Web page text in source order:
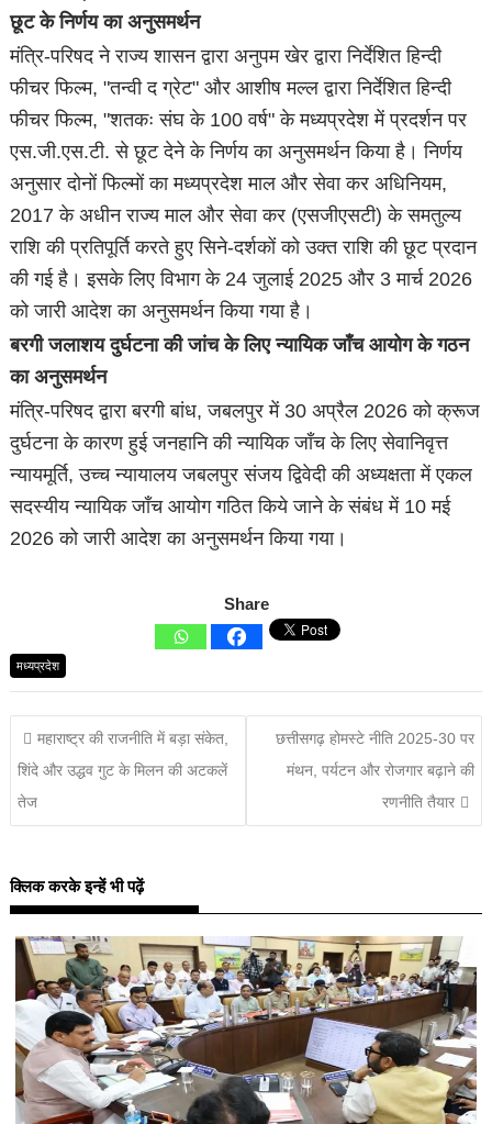
छूट के निर्णय का अनुसमर्थन
मंत्रि-परिषद ने राज्य शासन द्वारा अनुपम खेर द्वारा निर्देशित हिन्दी
फीचर फिल्म, "तन्वी द ग्रेट" और आशीष मल्ल द्वारा निर्देशित हिन्दी
फीचर फिल्म, "शतकः संघ के 100 वर्ष" के मध्यप्रदेश में प्रदर्शन पर
एस.जी.एस.टी. से छूट देने के निर्णय का अनुसमर्थन किया है। निर्णय
अनुसार दोनों फिल्मों का मध्यप्रदेश माल और सेवा कर अधिनियम,
2017 के अधीन राज्य माल और सेवा कर (एसजीएसटी) के समतुल्य
राशि की प्रतिपूर्ति करते हुए सिने-दर्शकों को उक्त राशि की छूट प्रदान
की गई है। इसके लिए विभाग के 24 जुलाई 2025 और 3 मार्च 2026
को जारी आदेश का अनुसमर्थन किया गया है।
बरगी जलाशय दुर्घटना की जांच के लिए न्यायिक जाँच आयोग के गठन
का अनुसमर्थन
मंत्रि-परिषद द्वारा बरगी बांध, जबलपुर में 30 अप्रैल 2026 को क्रूज
दुर्घटना के कारण हुई जनहानि की न्यायिक जाँच के लिए सेवानिवृत्त
न्यायमूर्ति, उच्च न्यायालय जबलपुर संजय द्विवेदी की अध्यक्षता में एकल
सदस्यीय न्यायिक जाँच आयोग गठित किये जाने के संबंध में 10 मई
2026 को जारी आदेश का अनुसमर्थन किया गया।
Share
मध्यप्रदेश
महाराष्ट्र की राजनीति में बड़ा संकेत,
शिंदे और उद्धव गुट के मिलन की अटकलें
तेज
छत्तीसगढ़ होमस्टे नीति 2025-30 पर
मंथन, पर्यटन और रोजगार बढ़ाने की
रणनीति तैयार
क्लिक करके इन्हें भी पढ़ें